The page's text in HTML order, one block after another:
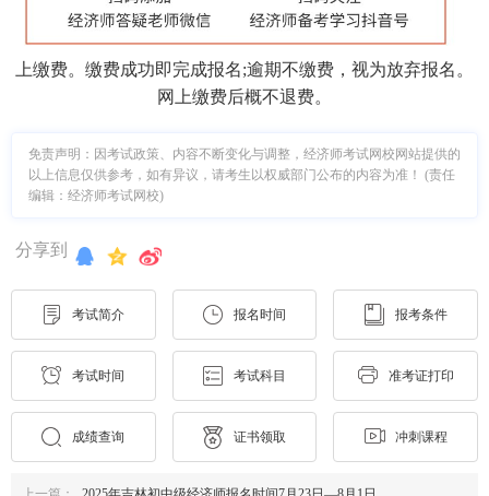
上缴费。缴费成功即完成报名;逾期不缴费，视为放弃报名。
网上缴费后概不退费。
免责声明：因考试政策、内容不断变化与调整，经济师考试网校网站提供的
以上信息仅供参考，如有异议，请考生以权威部门公布的内容为准！ (责任
编辑：经济师考试网校)
分享到
考试简介 报名时间 报考条件
考试时间 考试科目 准考证打印
成绩查询 证书领取 冲刺课程